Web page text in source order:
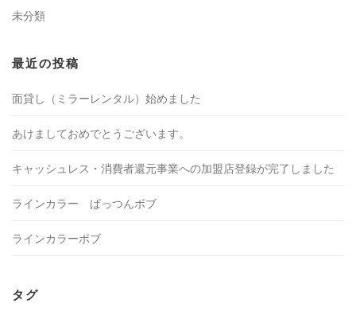
未分類
最近の投稿
面貸し（ミラーレンタル）始めました
あけましておめでとうございます。
キャッシュレス・消費者還元事業への加盟店登録が完了しました
ラインカラー ぱっつんボブ
ラインカラーボブ
タグ